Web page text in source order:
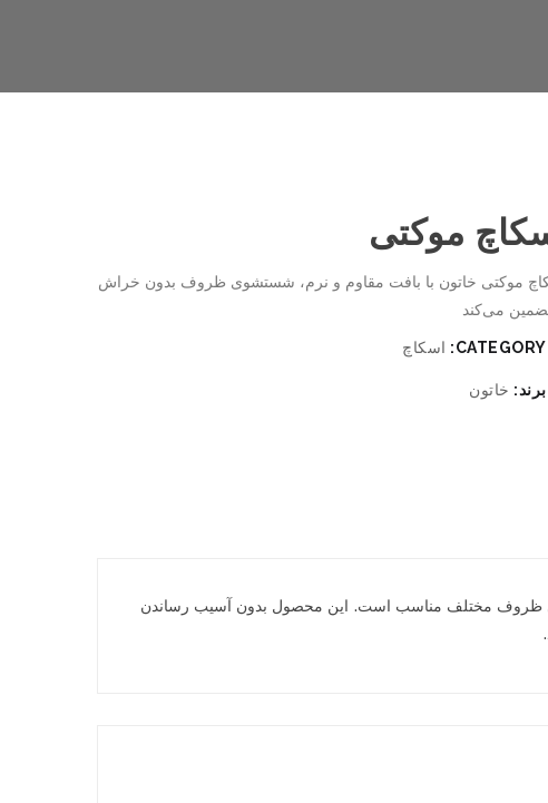
موکتی
موکتی خاتون با بافت مقاوم و نرم، شستشوی ظروف بدون خراش
می‌کند
CATEGORY: اسکاچ
برند: خاتون
ظروف مختلف مناسب است. این محصول بدون آسیب رساندن